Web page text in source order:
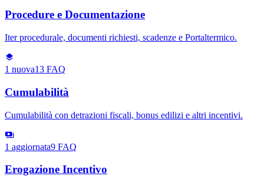
Procedure e Documentazione
Iter procedurale, documenti richiesti, scadenze e Portaltermico.
1 nuova13 FAQ
Cumulabilità
Cumulabilità con detrazioni fiscali, bonus edilizi e altri incentivi.
1 aggiornata9 FAQ
Erogazione Incentivo